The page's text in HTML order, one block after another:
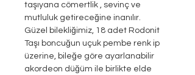
taşıyana cömertlik , sevinç ve
mutluluk getireceğine inanılır.
Güzel bilekliğimiz, 18 adet Rodonit
Taşı boncuğun uçuk pembe renk ip
üzerine, bileğe göre ayarlanabilir
akordeon düğüm ile birlikte elde